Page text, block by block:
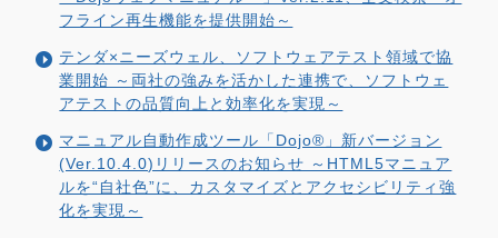
フライン再生機能を提供開始～
テンダ×ニーズウェル、ソフトウェアテスト領域で協
業開始 ～両社の強みを活かした連携で、ソフトウェ
アテストの品質向上と効率化を実現～
マニュアル自動作成ツール「Dojo®」新バージョン
(Ver.10.4.0)リリースのお知らせ ～HTML5マニュア
ルを“自社色”に、カスタマイズとアクセシビリティ強
化を実現～